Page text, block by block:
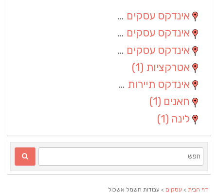
אינדקס עסקים מרחבי
אינדקס עסקים מקומי
אינדקס עסקים ארצי
אטרקציות (1)
אינדקס תיירות ארצי
חאנים(1)
לינה(1)
דף הבית>עסקים> עבודות חשמל אשכול